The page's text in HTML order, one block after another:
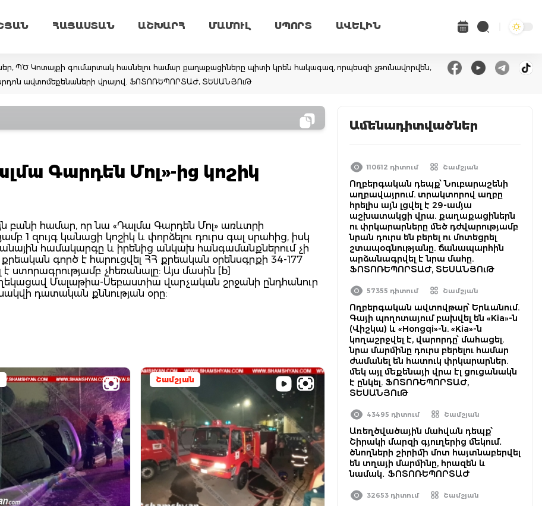
ՀԱՅԱՍՏԱՆ ԱՇԽԱՐՀ ՄԱՄՈՒԼ ՍՊՈՐՏ ԱՎԵԼԻՆ
ՊԾ Կոտայքի գումարտակ հասնելու համար քաղաքացիները պիտի կրեն հակագազ, որպեսզի չթունավորվեն,
ավտոմեքենաների վրայով. ՖՈՏՈՌԵՊՈՐՏԱԺ, ՏԵՍԱՆՅՈւԹ
Գարդեն Մոլ»-ից կոշիկ
բանի համար, որ նա «Դալմա Գարդեն Մոլ» առևտրի
1 զույգ կանացի կոշիկ և փորձելու դուրս գալ սրահից, իսկ
համակարգը և իրենից անկախ հանգամանքներում չի
գործ է հարուցվել ՀՀ քրեական օրենսգրքի 34-177
չհեռանալը: Այս մասին [b]
Մալաթիա-Սեբաստիա վարչական շրջանի ընդհանուր
դատական քննության օրը:
Շամշյան
Ամենադիտվածներ
110612 դիտում Շամշյան
Ողբերգական դեպք՝ Նուբարաշենի
աղբավայրում. տրակտորով աղբը
հրելիս այն լցվել է 29-ամյա
աշխատակցի վրա. քաղաքացիներն
ու փրկարարները մեծ դժվարությամբ
նրան դուրս են բերել ու մոտեցրել
շտապօգնությանը. ճանապարհին
արձանագրվել է նրա մահը.
ՖՈՏՈՌԵՊՈՐՏԱԺ, ՏԵՍԱՆՅՈւԹ
57355 դիտում Շամշյան
Ողբերգական ավտովթար՝ Երևանում.
Գայի պողոտայում բախվել են «Kia»-ն
(Վիշկա) և «Hongqi»-ն. «Kia»-ն
կողաշրջվել է, վարորդը՝ մահացել.
նրա մարմինը դուրս բերելու համար
ժամանել են հատուկ փրկարարներ.
մեկ այլ մեքենայի վրա էլ ցուցանակն
է ընկել. ՖՈՏՈՌԵՊՈՐՏԱԺ,
ՏԵՍԱՆՅՈւԹ
43495 դիտում Շամշյան
Առեղծվածային մահվան դեպք՝
Շիրակի մարզի գյուղերից մեկում․
ծնողների շիրիմի մոտ հայտնաբերվել
են տղայի մարմինը, հրազեն և
նամակ․ ՖՈՏՈՌԵՊՈՐՏԱԺ
32653 դիտում Շամշյան